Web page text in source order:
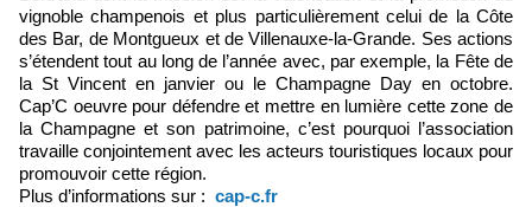
vignoble champenois et plus particulièrement celui de la Côte
des Bar, de Montgueux et de Villenauxe-la-Grande. Ses actions
s’étendent tout au long de l’année avec, par exemple, la Fête de
la St Vincent en janvier ou le Champagne Day en octobre.
Cap’C oeuvre pour défendre et mettre en lumière cette zone de
la Champagne et son patrimoine, c’est pourquoi l’association
travaille conjointement avec les acteurs touristiques locaux pour
promouvoir cette région.
Plus d’informations sur : cap-c.fr